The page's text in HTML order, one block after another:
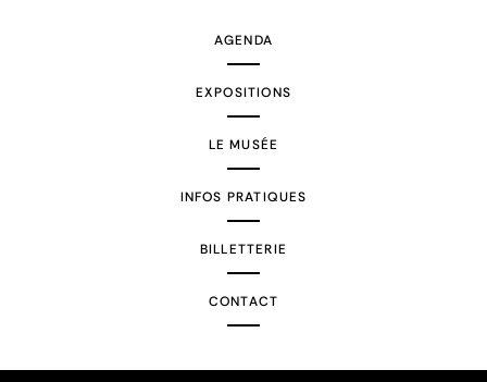
AGENDA
EXPOSITIONS
LE MUSÉE
INFOS PRATIQUES
BILLETTERIE
CONTACT